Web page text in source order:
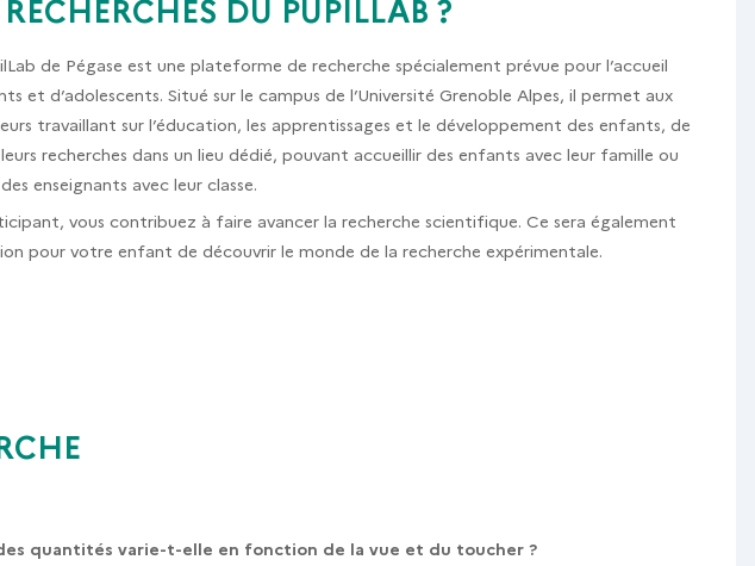
DU PUPILLAB ?
de Pégase est une plateforme de recherche spécialement prévue pour l’accueil
et d’adolescents. Situé sur le campus de l’Université Grenoble Alpes, il permet aux
travaillant sur l’éducation, les apprentissages et le développement des enfants, de
recherches dans un lieu dédié, pouvant accueillir des enfants avec leur famille ou
enseignants avec leur classe.
vous contribuez à faire avancer la recherche scientifique. Ce sera également
pour votre enfant de découvrir le monde de la recherche expérimentale.
quantités varie-t-elle en fonction de la vue et du toucher ?